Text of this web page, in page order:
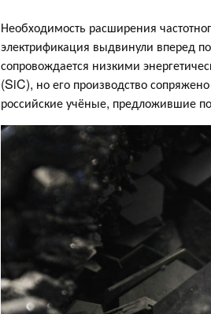
Необходимость расширения
электрификация выдвинули вперед
сопровождается низкими
(SiC), но его производство
российские учёные, предложившие